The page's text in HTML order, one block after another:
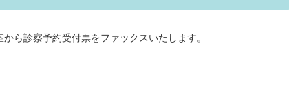
ら診察予約受付票をファックスいたします。